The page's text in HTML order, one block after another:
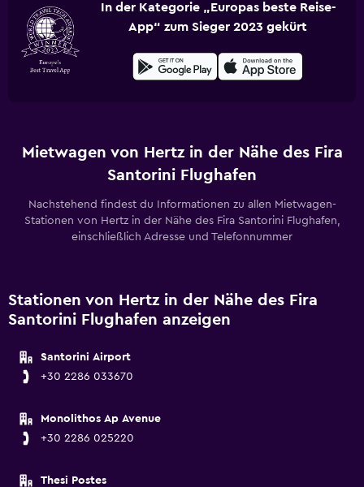
In der Kategorie „Europas beste Reise-
App“ zum Sieger 2023 gekürt
Mietwagen von Hertz in der Nähe des Fira
Santorini Flughafen
Nachstehend findest du Informationen zu allen Mietwagen-
Stationen von Hertz in der Nähe des Fira Santorini Flughafen,
einschließlich Adresse und Telefonnummer
Stationen von Hertz in der Nähe des Fira
Santorini Flughafen anzeigen
Santorini Airport
+30 2286 033670
Monolithos Ap Avenue
+30 2286 025220
Thesi Postes